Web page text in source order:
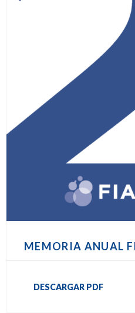
MEMORIA ANUAL
DESCARGAR PDF